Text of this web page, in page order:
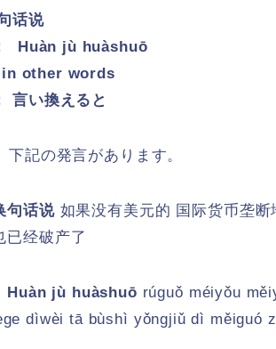
话说
Huàn jù huàshuō
other words
言い換えると
下記の発言があります。
句话说如果没有美元的 国际货币垄断
已经破产了
Huàn jù huàshuō rúguǒ méiyǒu
dìwèi tā bùshì yǒngjiǔ dì měiguó